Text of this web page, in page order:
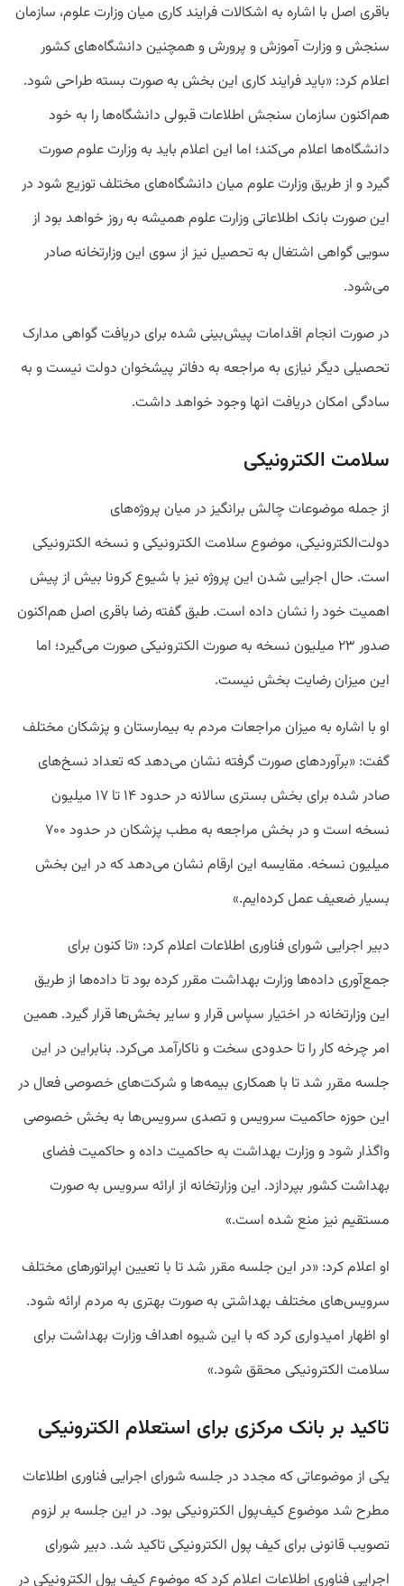
باقری اصل با اشاره به اشکالات فرایند کاری میان وزارت علوم، سازمان
سنجش و وزارت آموزش و پرورش و همچنین دانشگاه‌های کشور
اعلام کرد: «باید فرایند کاری این بخش به صورت بسته طراحی شود.
هم‌اکنون سازمان سنجش اطلاعات قبولی دانشگاه‌ها را به خود
دانشگاه‌ها اعلام می‌کند؛ اما این اعلام باید به وزارت علوم صورت
گیرد و از طریق وزارت علوم میان دانشگاه‌های مختلف توزیع شود در
این صورت بانک اطلاعاتی وزارت علوم همیشه به روز خواهد بود از
سویی گواهی اشتغال به تحصیل نیز از سوی این وزارتخانه صادر
می‌شود.
در صورت انجام اقدامات پیش‌بینی شده برای دریافت گواهی مدارک
تحصیلی دیگر نیازی به مراجعه به دفاتر پیشخوان دولت نیست و به
سادگی امکان دریافت انها وجود خواهد داشت.
سلامت الکترونیکی
از جمله موضوعات چالش برانگیز در میان پروژه‌های
دولت‌الکترونیکی، موضوع سلامت الکترونیکی و نسخه الکترونیکی
است. حال اجرایی شدن این پروژه نیز با شیوع کرونا بیش از پیش
اهمیت خود را نشان داده است. طبق گفته رضا باقری اصل هم‌اکنون
صدور ۲۳ میلیون نسخه به صورت الکترونیکی صورت می‌گیرد؛ اما
این میزان رضایت بخش نیست.
او با اشاره به میزان مراجعات مردم به بیمارستان و پزشکان مختلف
گفت: «برآوردهای صورت گرفته نشان می‌دهد که تعداد نسخ‌های
صادر شده برای بخش بستری سالانه در حدود ۱۴ تا ۱۷ میلیون
نسخه است و در بخش مراجعه به مطب پزشکان در حدود ۷۰۰
میلیون نسخه. مقایسه این ارقام نشان می‌دهد که در این بخش
بسیار ضعیف عمل کرده‌ایم.»
دبیر اجرایی شورای فناوری اطلاعات اعلام کرد: «تا کنون برای
جمع‌آوری داده‌ها وزارت بهداشت مقرر کرده بود تا داده‌ها از طریق
این وزارتخانه در اختیار سپاس قرار و سایر بخش‌ها قرار گیرد. همین
امر چرخه کار را تا حدودی سخت و ناکارآمد می‌کرد. بنابراین در این
جلسه مقرر شد تا با همکاری بیمه‌ها و شرکت‌های خصوصی فعال در
این حوزه حاکمیت سرویس و تصدی سرویس‌ها به بخش خصوصی
واگذار شود و وزارت بهداشت به حاکمیت داده و حاکمیت فضای
بهداشت کشور بپردازد. این وزارتخانه از ارائه سرویس به صورت
مستقیم نیز منع شده است.»
او اعلام کرد: «در این جلسه مقرر شد تا با تعیین اپراتورهای مختلف
سرویس‌های مختلف بهداشتی به صورت بهتری به مردم ارائه شود.
او اظهار امیدواری کرد که با این شیوه اهداف وزارت بهداشت برای
سلامت الکترونیکی محقق شود.»
تاکید بر بانک مرکزی برای استعلام الکترونیکی
یکی از موضوعاتی که مجدد در جلسه شورای اجرایی فناوری اطلاعات
مطرح شد موضوع کیف‌پول الکترونیکی بود. در این جلسه بر لزوم
تصویب قانونی برای کیف پول الکترونیکی تاکید شد. دبیر شورای
اجرایی فناوری اطلاعات اعلام کرد که موضوع کیف پول الکترونیکی در